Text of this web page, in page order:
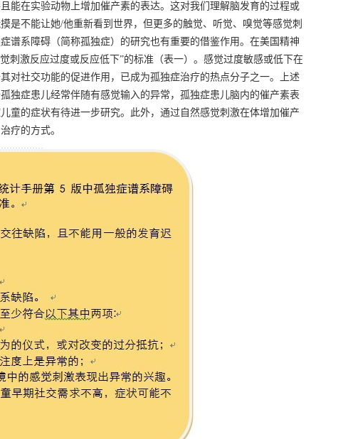
在实验动物上增加催产素的表达。这对我们理解脑发育的过程或
是不能让她/他重新看到世界，但更多的触觉、听觉、嗅觉等感觉刺
谱系障碍（简称孤独症）的研究也有重要的借鉴作用。在美国精神
刺激反应过度或反应低下”的标准（表一）。感觉过度敏感或低下在
对社交功能的促进作用，已成为孤独症治疗的热点分子之一。上述
独症患儿经常伴随有感觉输入的异常，孤独症患儿脑内的催产素表
童的症状有待进一步研究。此外，通过自然感觉刺激在体增加催产
疗的方式。